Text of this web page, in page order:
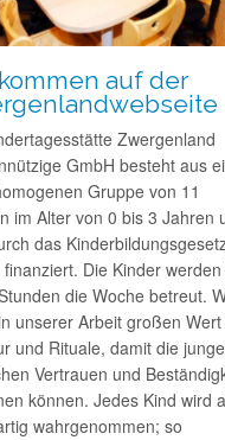
auf der
Zwergenland
GmbH besteht aus
Gruppe von 11
im Alter von 0 bis 3 Jahren
das
finanziert. Die Kinder
die Woche betreut.
unserer Arbeit großen
und Rituale, damit die
Vertrauen und
können. Jedes Kind wird
wahrgenommen; so